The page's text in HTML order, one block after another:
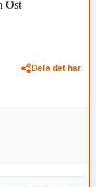
Öst
Dela det här